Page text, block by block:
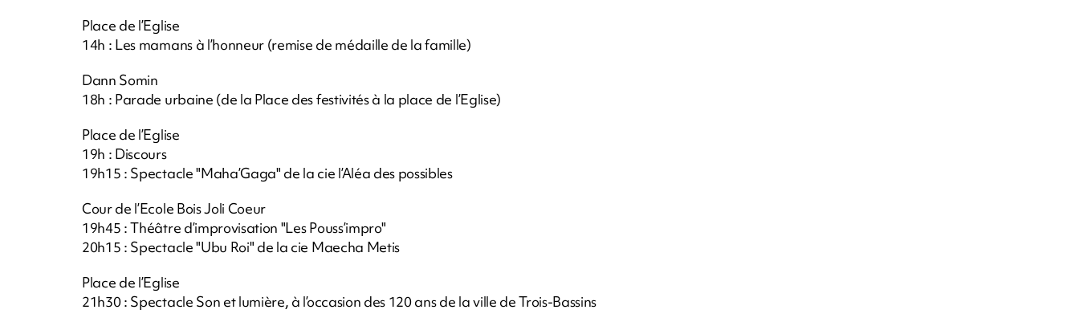
Place de l’Eglise
14h : Les mamans à l’honneur (remise de médaille de la famille)
Dann Somin
18h : Parade urbaine (de la Place des festivités à la place de l’Eglise)
Place de l’Eglise
19h : Discours
19h15 : Spectacle "Maha’Gaga" de la cie l’Aléa des possibles
Cour de l’Ecole Bois Joli Coeur
19h45 : Théâtre d’improvisation "Les Pouss’impro"
20h15 : Spectacle "Ubu Roi" de la cie Maecha Metis
Place de l’Eglise
21h30 : Spectacle Son et lumière, à l’occasion des 120 ans de la ville de Trois-Bassins